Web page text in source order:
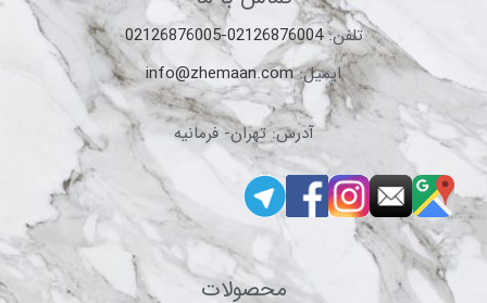
ایمیل:info@zhemaan.com
آدرس: تهران- فرمانیه
محصولات
شیرآلات ایتالیایی DANIEL